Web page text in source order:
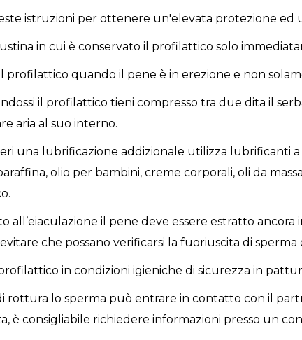
istruzioni per ottenere un'elevata protezione ed
in cui è conservato il profilattico solo
profilattico quando il pene è in erezione e non
il profilattico tieni compresso tra due dita il
aria al suo interno.
una lubrificazione addizionale utilizza lubrificanti a
olio per bambini, creme corporali, oli da
all’eiaculazione il pene deve essere estratto
che possano verificarsi la fuoriuscita di
in condizioni igieniche di sicurezza in
rottura lo sperma può entrare in contatto con il
è consigliabile richiedere informazioni presso un